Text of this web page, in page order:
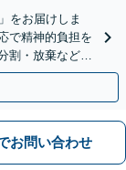
をお届けしま
で精神的負担を
割・放棄などま
お問い合わせ